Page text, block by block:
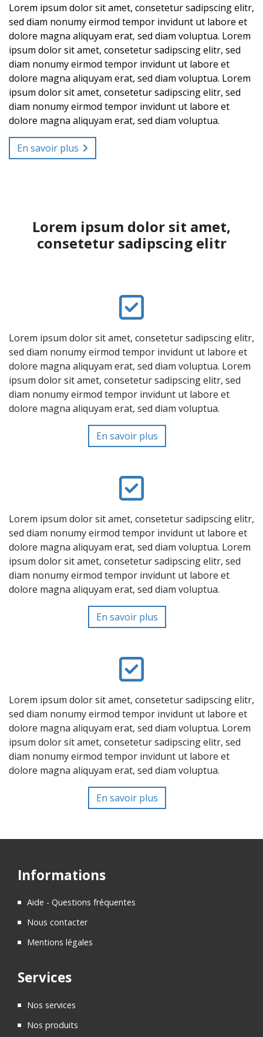
Lorem ipsum dolor sit amet, consetetur sadipscing elitr,
sed diam nonumy eirmod tempor invidunt ut labore et
dolore magna aliquyam erat, sed diam voluptua. Lorem
ipsum dolor sit amet, consetetur sadipscing elitr, sed
diam nonumy eirmod tempor invidunt ut labore et
dolore magna aliquyam erat, sed diam voluptua. Lorem
ipsum dolor sit amet, consetetur sadipscing elitr, sed
diam nonumy eirmod tempor invidunt ut labore et
dolore magna aliquyam erat, sed diam voluptua.
En savoir plus
Lorem ipsum dolor sit amet,
consetetur sadipscing elitr
Lorem ipsum dolor sit amet, consetetur sadipscing elitr,
sed diam nonumy eirmod tempor invidunt ut labore et
dolore magna aliquyam erat, sed diam voluptua. Lorem
ipsum dolor sit amet, consetetur sadipscing elitr, sed
diam nonumy eirmod tempor invidunt ut labore et
dolore magna aliquyam erat, sed diam voluptua.
En savoir plus
Lorem ipsum dolor sit amet, consetetur sadipscing elitr,
sed diam nonumy eirmod tempor invidunt ut labore et
dolore magna aliquyam erat, sed diam voluptua. Lorem
ipsum dolor sit amet, consetetur sadipscing elitr, sed
diam nonumy eirmod tempor invidunt ut labore et
dolore magna aliquyam erat, sed diam voluptua.
En savoir plus
Lorem ipsum dolor sit amet, consetetur sadipscing elitr,
sed diam nonumy eirmod tempor invidunt ut labore et
dolore magna aliquyam erat, sed diam voluptua. Lorem
ipsum dolor sit amet, consetetur sadipscing elitr, sed
diam nonumy eirmod tempor invidunt ut labore et
dolore magna aliquyam erat, sed diam voluptua.
En savoir plus
Informations
Aide - Questions fréquentes
Nous contacter
Mentions légales
Services
Nos services
Nos produits